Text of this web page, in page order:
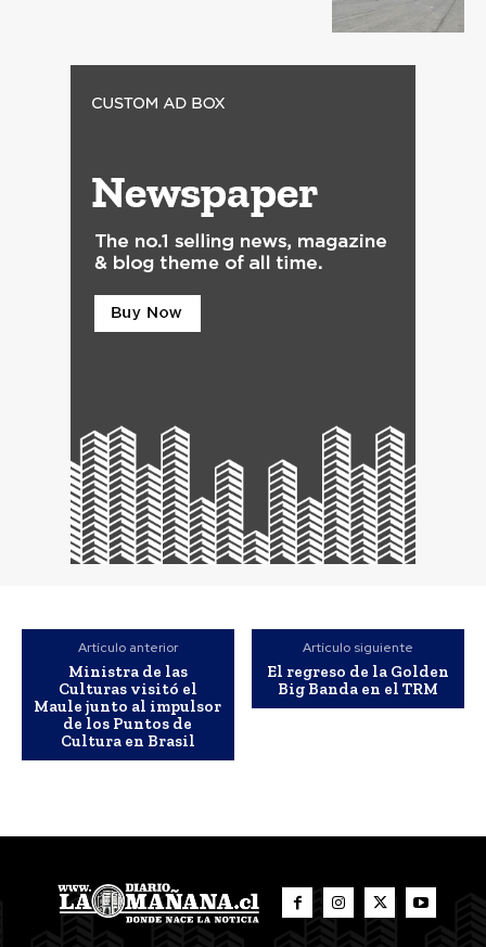
Artículo anterior
Ministra de las
Culturas visitó el
Maule junto al impulsor
de los Puntos de
Cultura en Brasil
Artículo siguiente
El regreso de la Golden
Big Banda en el TRM